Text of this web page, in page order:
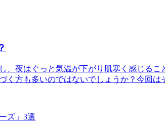
、夜はぐっと気温が下がり肌寒く感じる
く方も多いのではないでしょうか？今回